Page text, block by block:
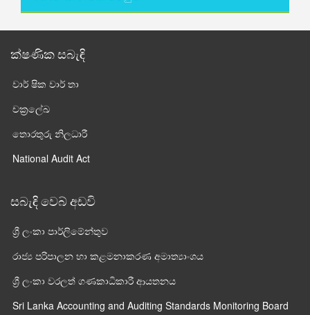
ක්ෂණික සබැඳි
වාර් ෂික වාර් තා
චක්‍රලේඛ
තොරතුරු නිලධාරී
National Audit Act
සබැඳි වෙබ් අඩවි
ශ්‍රී ලංකා පාර්ලි‌මේන්තුව
රාජ්‍ය පරිපාලන හා කළමනාකරණ අමාත්‍යාංශය
ශ්‍රී ලංකා වරලත් ගණකාධිකාරී ආයතනය
Sri Lanka Accounting and Auditing Standards Monitoring Board